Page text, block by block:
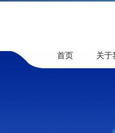
首页 关于